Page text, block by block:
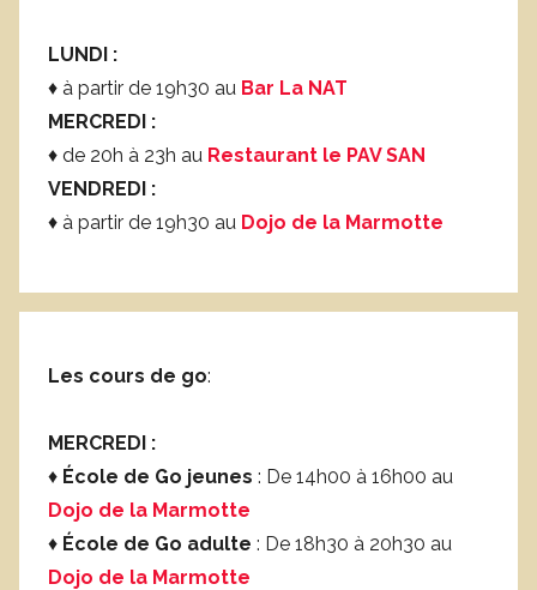
LUNDI :
♦ à partir de 19h30 au Bar La NAT
MERCREDI :
♦ de 20h à 23h au Restaurant le PAV SAN
VENDREDI :
♦ à partir de 19h30 au Dojo de la Marmotte
Les cours de go:
MERCREDI :
♦ École de Go jeunes : De 14h00 à 16h00 au
Dojo de la Marmotte
♦ École de Go adulte : De 18h30 à 20h30 au
Dojo de la Marmotte